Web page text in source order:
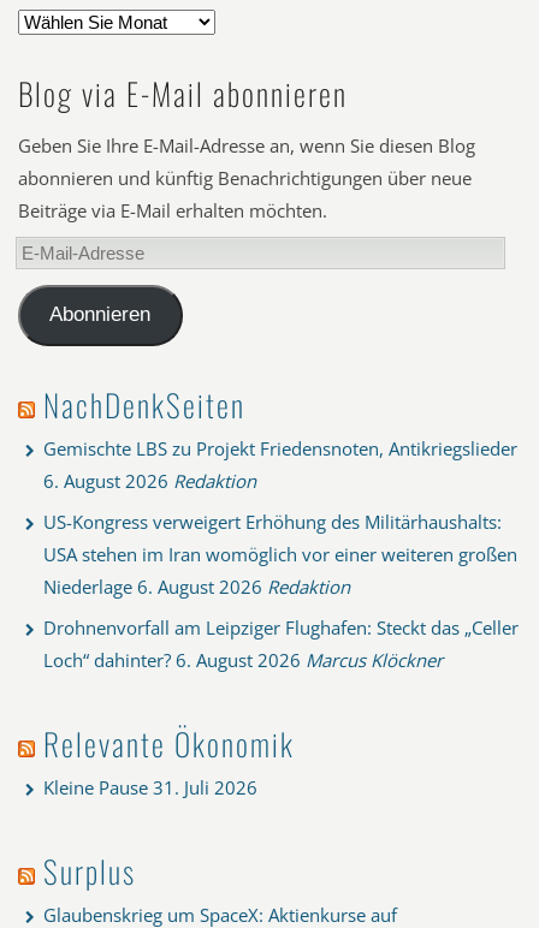
Blog via E-Mail abonnieren
Geben Sie Ihre E-Mail-Adresse an, wenn Sie diesen Blog
abonnieren und künftig Benachrichtigungen über neue
Beiträge via E-Mail erhalten möchten.
E-
Mail-
AdresseAbonnieren
NachDenkSeiten
Gemischte LBS zu Projekt Friedensnoten, Antikriegslieder
6. August 2026 Redaktion
US-Kongress verweigert Erhöhung des Militärhaushalts:
USA stehen im Iran womöglich vor einer weiteren großen
Niederlage 6. August 2026 Redaktion
Drohnenvorfall am Leipziger Flughafen: Steckt das „Celler
Loch“ dahinter? 6. August 2026 Marcus Klöckner
Relevante Ökonomik
Kleine Pause 31. Juli 2026
Surplus
Glaubenskrieg um SpaceX: Aktienkurse auf